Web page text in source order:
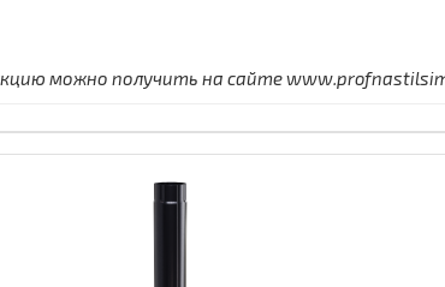
можно получить на сайте